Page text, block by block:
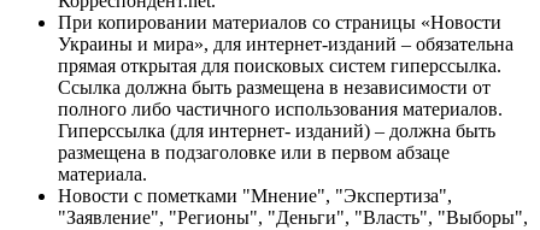
При копировании материалов со страницы «Новости
Украины и мира», для интернет-изданий – обязательна
прямая открытая для поисковых систем гиперссылка.
Ссылка должна быть размещена в независимости от
полного либо частичного использования материалов.
Гиперссылка (для интернет- изданий) – должна быть
размещена в подзаголовке или в первом абзаце
материала.
Новости с пометками "Мнение", "Экспертиза",
"Заявление", "Регионы", "Деньги", "Власть", "Выборы",